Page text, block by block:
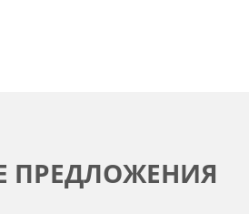
ПРЕДЛОЖЕНИЯ